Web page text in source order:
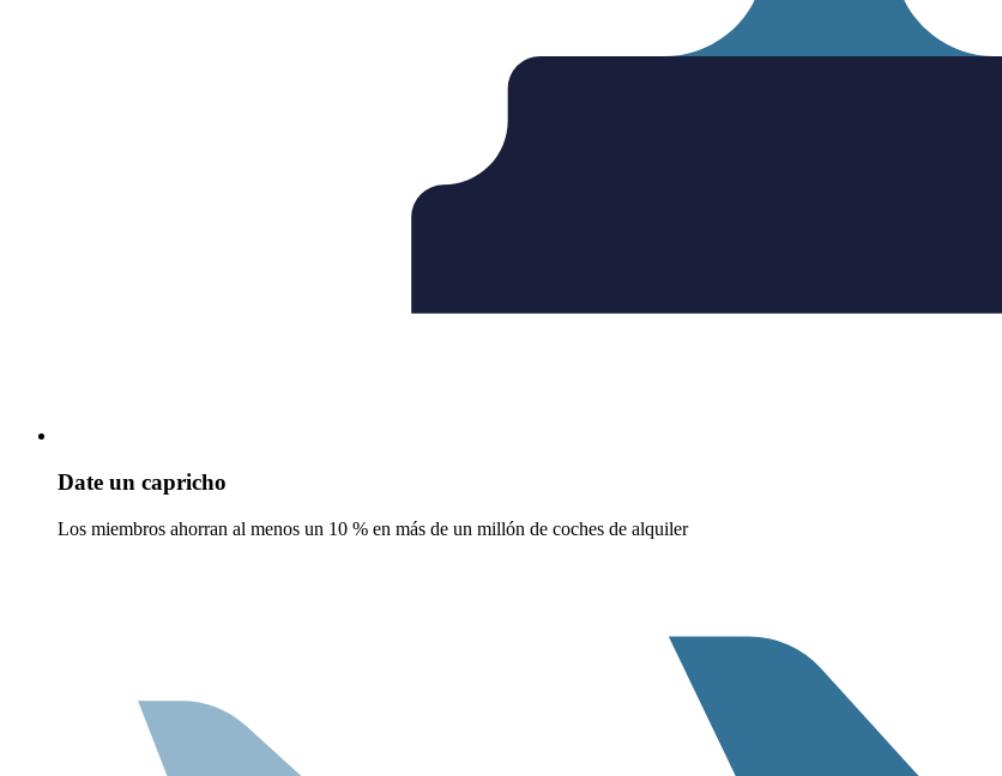
Date un capricho
Los miembros ahorran al menos un 10 % en más de un millón de coches de alquiler